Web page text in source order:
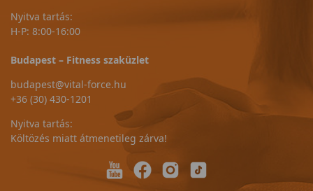
Nyitva tartás:
H-P: 8:00-16:00
Budapest – Fitness szaküzlet
budapest@vital-force.hu
+36 (30) 430-1201
Nyitva tartás:
Költözés miatt átmenetileg zárva!